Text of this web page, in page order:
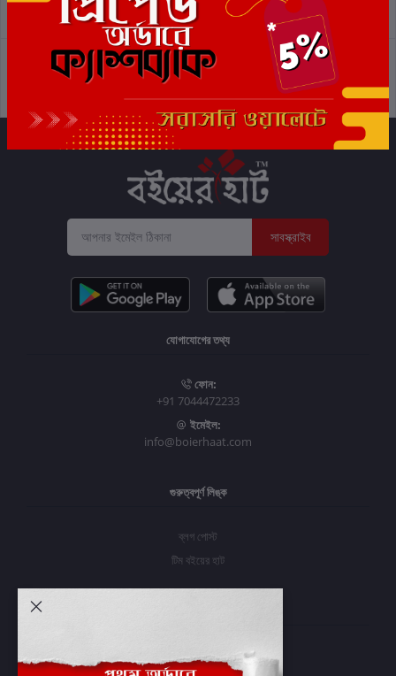
শর্তাবলী প্রত্যাবর্তন নীতিমালা
গোপনীয়তা নীতি
সাবস্ক্রাইব
যোগাযোগের তথ্য
ফোন:
+91 7044472233
ইমেইল:
info@boierhaat.com
গুরুত্বপূর্ণ লিঙ্ক
ব্লগ পোস্ট
টিম বইয়ের হাট
প্রবেশ করুন